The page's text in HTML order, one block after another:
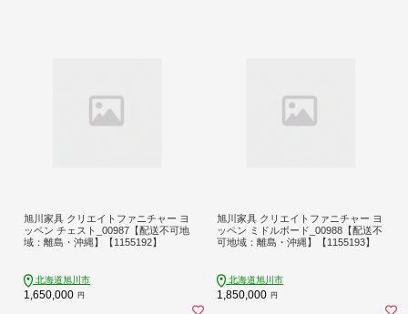
旭川家具 クリエイトファニチャー ヨ
ッペン チェスト_00987【配送不可地
域：離島・沖縄】【1155192】
北海道旭川市
1,650,000 円
旭川家具 クリエイトファニチャー ヨ
ッペン ミドルボード_00988【配送不
可地域：離島・沖縄】【1155193】
北海道旭川市
1,850,000 円